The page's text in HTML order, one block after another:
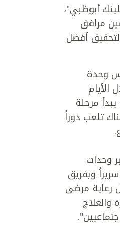
"كليفلاند كلينك أبوظبي"،
مرافق
لتحقيق أفضل
وحدة
مرحلة
تلعب دوراً
وحدات
الرعاية المركزة في منطقة الشرق الأوسط، فهي مزودة بـ72 سريراً وبفريق
رعاية مرضى
والعلاج